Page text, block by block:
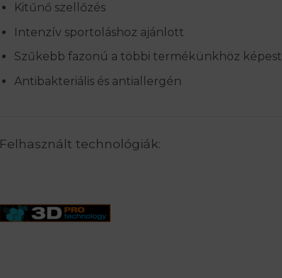
Kitűnő szellőzés
Intenzív sportoláshoz ajánlott
Szűkebb fazonú a többi termékünkhöz képest
Antibakteriális és antiallergén
Felhasznált technológiák: